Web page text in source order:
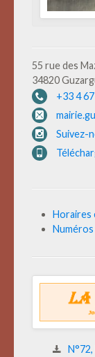
55 rue des
34820
+33 4
Suivez-
Horaires